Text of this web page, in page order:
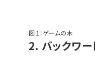
図１：ゲームの木
2. バックワー